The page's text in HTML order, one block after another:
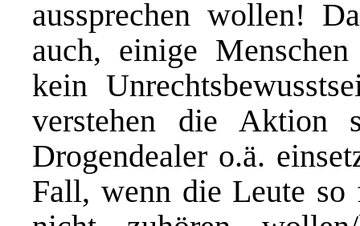
aussprechen wollen!
auch, einige
kein
verstehen die
Drogendealer o.ä.
Fall, wenn die Leute so